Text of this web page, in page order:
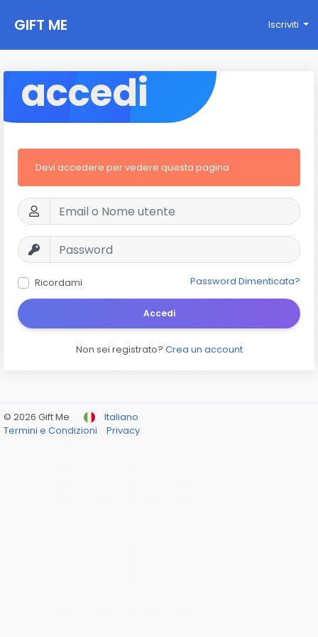
GIFT ME Iscriviti
accedi
Devi accedere per vedere questa pagina
Ricordami Password Dimenticata?
Accedi
Non sei registrato? Crea un account
© 2026 Gift Me
Italiano
Termini e Condizioni
Privacy